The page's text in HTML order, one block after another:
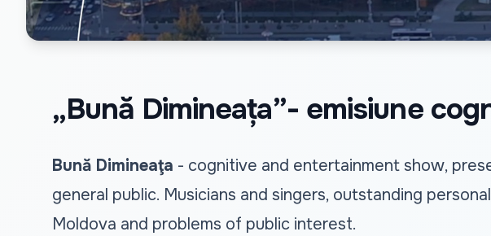
„Bună Dimineața”- emisiune
Bună Dimineaţa - cognitive and entertainment show,
general public. Musicians and singers, outstanding
Moldova and problems of public interest.